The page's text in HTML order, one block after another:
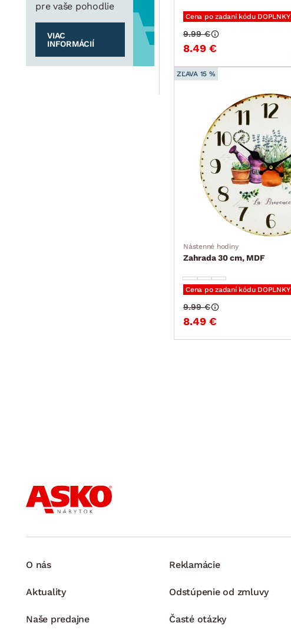
pre vaše pohodlie
VIAC
INFORMÁCIÍ
Cena po zadaní kódu DOPLNKY
8.49 €
9.99 €
ZĽAVA 15 %
Nástenné hodiny
Zahrada 30 cm, MDF
Cena po zadaní kódu DOPLNKY
8.49 €
9.99 €
O nás
Aktuality
Naše predajne
Reklamácie
Odstúpenie od zmluvy
Časté otázky